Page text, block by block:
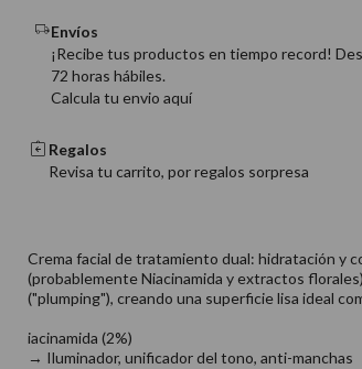
Envíos
¡Recibe tus productos en tiempo record!
72 horas hábiles.
Calcula tu envio aquí
Regalos
Revisa tu carrito, por regalos sorpresa
Crema facial de tratamiento dual: hidratación y
(probablemente Niacinamida y extractos
("plumping"), creando una superficie lisa ideal
iacinamida (2%)
→ Iluminador, unificador del tono, anti-manchas